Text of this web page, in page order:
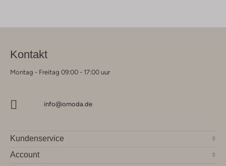
Kontakt
Montag - Freitag 09:00 - 17:00 uur
info@omoda.de
Kundenservice
Account